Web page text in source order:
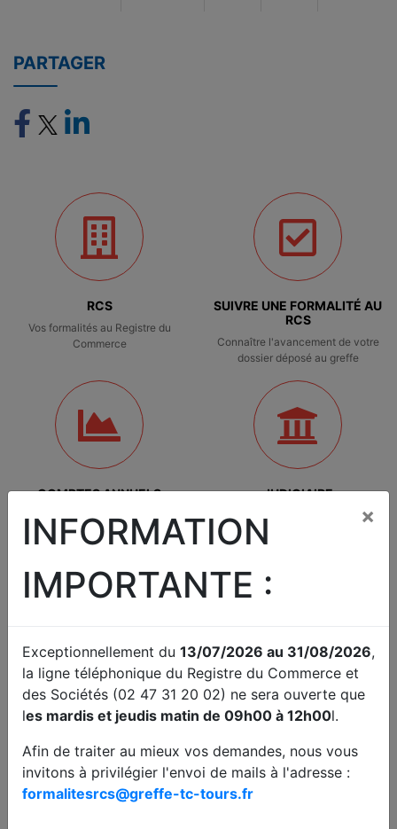
PARTAGER
RCS
Vos formalités au Registre du
Commerce
SUIVRE UNE FORMALITÉ AU
RCS
Connaître l'avancement de votre
dossier déposé au greffe
COMPTES ANNUELS
Déposer des comptes sociaux
JUDICIAIRE
Fond / Référés / Requêtes.
Traitement de difficultés des
PRISE DE RENDEZ-VOUS
Prise de rendez-vous en ligne
ACCÈS RÉSERVÉ
INFORMATION
IMPORTANTE :
×
Exceptionnellement du 13/07/2026 au 31/08/2026,
la ligne téléphonique du Registre du Commerce et
des Sociétés (02 47 31 20 02) ne sera ouverte que
les mardis et jeudis matin de 09h00 à 12h00l.
Afin de traiter au mieux vos demandes, nous vous
invitons à privilégier l'envoi de mails à l'adresse :
formalitesrcs@greffe-tc-tours.fr